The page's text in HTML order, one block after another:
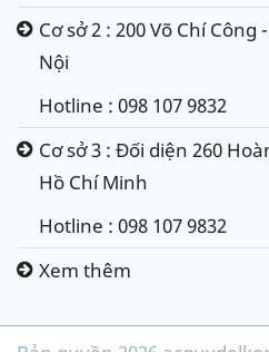
Cơ sở 2 : 200 Võ Chí Công
Nội
Hotline : 098 107 9832
Cơ sở 3 : Đối diện 260
Hồ Chí Minh
Hotline : 098 107 9832
Xem thêm